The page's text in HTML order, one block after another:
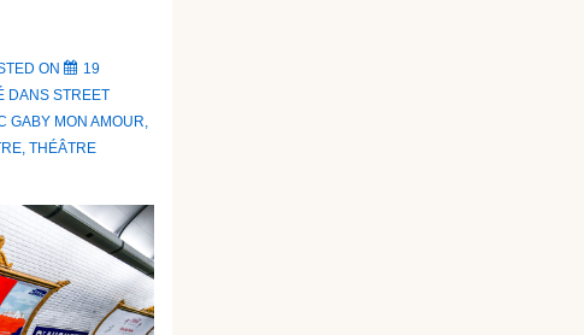
ON
19
DANS STREET
GABY MON AMOUR,
, THÉÂTRE